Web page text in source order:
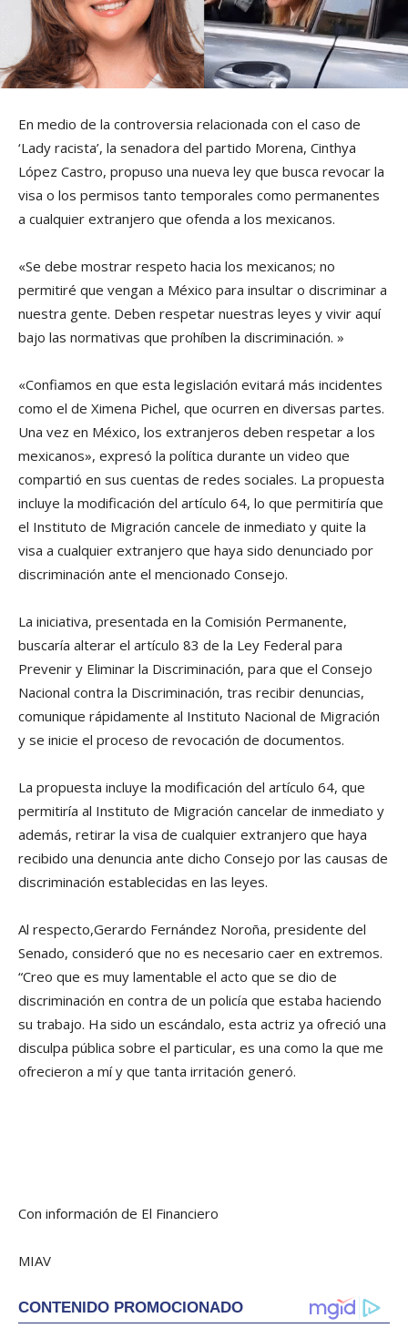
En medio de la controversia relacionada con el caso de
‘Lady racista’, la senadora del partido Morena, Cinthya
López Castro, propuso una nueva ley que busca revocar la
visa o los permisos tanto temporales como permanentes
a cualquier extranjero que ofenda a los mexicanos.
«Se debe mostrar respeto hacia los mexicanos; no
permitiré que vengan a México para insultar o discriminar a
nuestra gente. Deben respetar nuestras leyes y vivir aquí
bajo las normativas que prohíben la discriminación. »
«Confiamos en que esta legislación evitará más incidentes
como el de Ximena Pichel, que ocurren en diversas partes.
Una vez en México, los extranjeros deben respetar a los
mexicanos», expresó la política durante un video que
compartió en sus cuentas de redes sociales. La propuesta
incluye la modificación del artículo 64, lo que permitiría que
el Instituto de Migración cancele de inmediato y quite la
visa a cualquier extranjero que haya sido denunciado por
discriminación ante el mencionado Consejo.
La iniciativa, presentada en la Comisión Permanente,
buscaría alterar el artículo 83 de la Ley Federal para
Prevenir y Eliminar la Discriminación, para que el Consejo
Nacional contra la Discriminación, tras recibir denuncias,
comunique rápidamente al Instituto Nacional de Migración
y se inicie el proceso de revocación de documentos.
La propuesta incluye la modificación del artículo 64, que
permitiría al Instituto de Migración cancelar de inmediato y
además, retirar la visa de cualquier extranjero que haya
recibido una denuncia ante dicho Consejo por las causas de
discriminación establecidas en las leyes.
Al respecto,Gerardo Fernández Noroña, presidente del
Senado, consideró que no es necesario caer en extremos.
“Creo que es muy lamentable el acto que se dio de
discriminación en contra de un policía que estaba haciendo
su trabajo. Ha sido un escándalo, esta actriz ya ofreció una
disculpa pública sobre el particular, es una como la que me
ofrecieron a mí y que tanta irritación generó.
Con información de El Financiero
MIAV